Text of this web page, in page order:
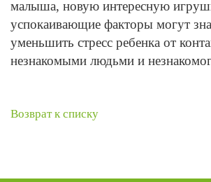
малыша, новую интересную
успокаивающие факторы могут
уменьшить стресс ребенка от
незнакомыми людьми и
Возврат к списку